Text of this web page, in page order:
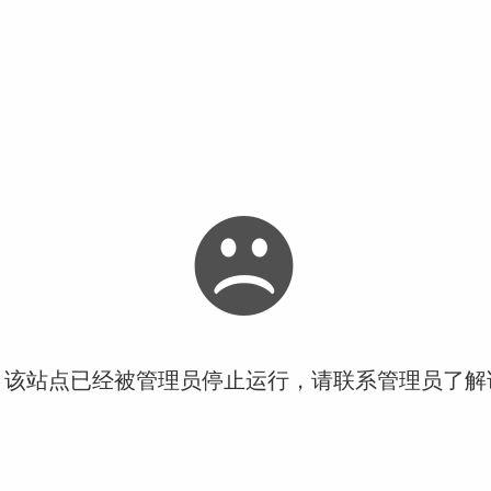
站点已经被管理员停止运行，请联系管理员了